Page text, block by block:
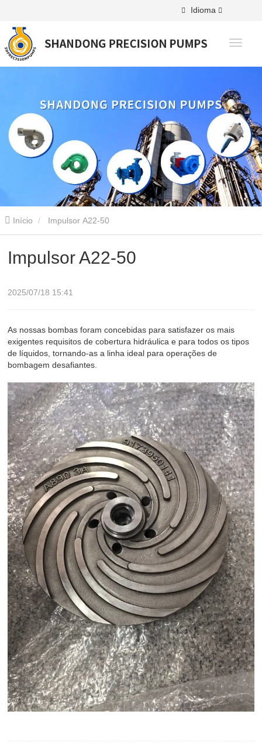
Idioma
Início Impulsor A22-50
Impulsor A22-50
2025/07/18 15:41
As nossas bombas foram concebidas para satisfazer os mais
exigentes requisitos de cobertura hidráulica e para todos os tipos
de líquidos, tornando-as a linha ideal para operações de
bombagem desafiantes.